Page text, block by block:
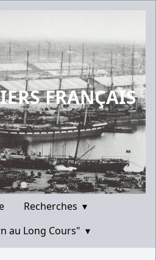
FRANÇAIS
Recherches ▾
au Long Cours" ▾